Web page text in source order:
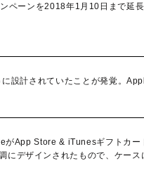
ペーンを2018年1月10日まで延
設計されていたことが発覚。
App Store & iTunesギフトカー
デザインされたもので、ケー